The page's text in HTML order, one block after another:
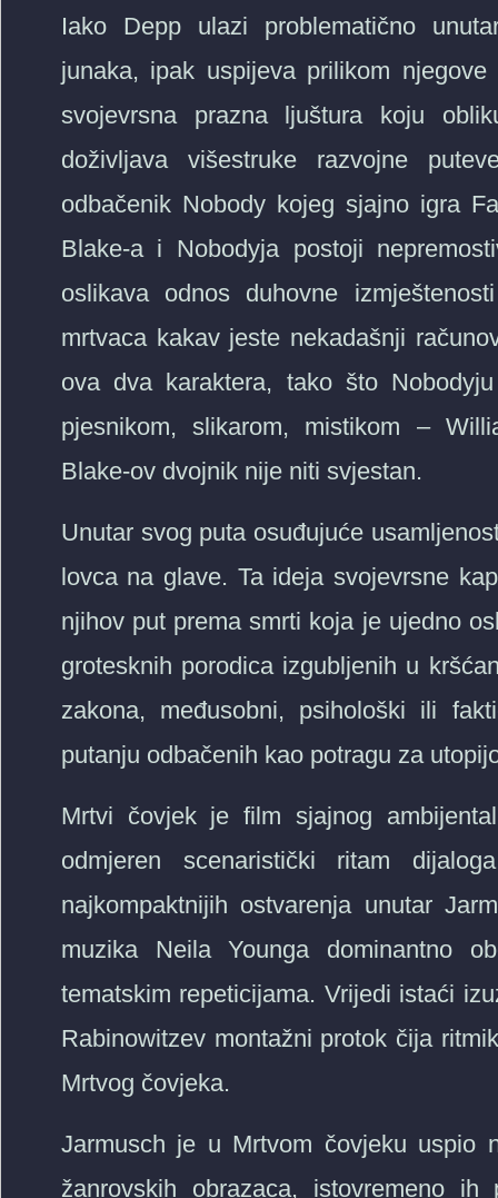
Iako Depp ulazi problematično
junaka, ipak uspijeva prilikom
svojevrsna prazna ljuštura koju
doživljava višestruke razvojne
odbačenik Nobody kojeg sjajno igra
Blake-a i Nobodyja postoji
oslikava odnos duhovne
mrtvaca kakav jeste nekadašnji
ova dva karaktera, tako što
pjesnikom, slikarom, mistikom –
Blake-ov dvojnik nije niti svjestan.
Unutar svog puta osuđujuće
lovca na glave. Ta ideja svojevrsne
njihov put prema smrti koja je ujedno
grotesknih porodica izgubljenih u
zakona, međusobni, psihološki ili
putanju odbačenih kao potragu za
Mrtvi čovjek je film sjajnog
odmjeren scenaristički ritam
najkompaktnijih ostvarenja unutar
muzika Neila Younga dominantno
tematskim repeticijama. Vrijedi istaći
Rabinowitzev montažni protok čija
Mrtvog čovjeka.
Jarmusch je u Mrtvom čovjeku uspio
žanrovskih obrazaca, istovremeno ih